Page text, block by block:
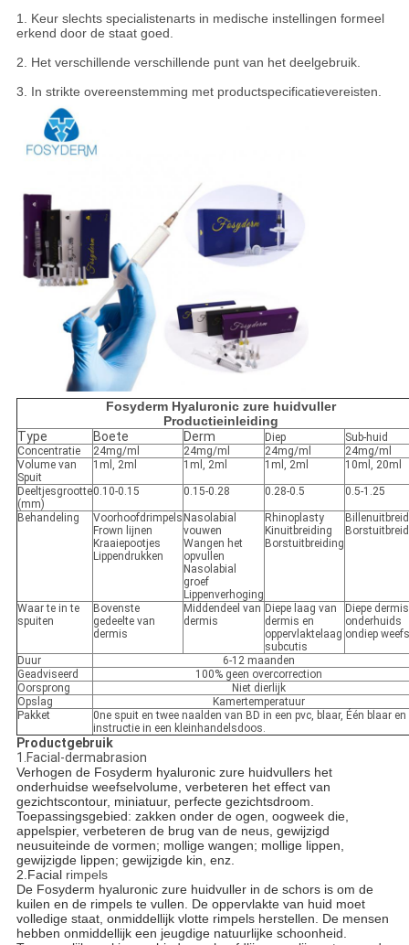
1. Keur slechts specialistenarts in medische instellingen formeel
erkend door de staat goed.
2. Het verschillende verschillende punt van het deelgebruik.
3. In strikte overeenstemming met productspecificatievereisten.
Fosyderm Hyaluronic zure huidvuller
Productieinleiding
Type
Boete Derm Diep
Sub-huid
Concentratie
24mg/ml 24mg/ml 24mg/ml
24mg/ml
Volume van
Spuit
1ml, 2ml 1ml, 2ml 1ml, 2ml 10ml, 20ml
Deeltjesgrootte
(mm)
0.10-0.15 0.15-0.28 0.28-0.5 0.5-1.25
Behandeling
Voorhoofdrimpels
Frown lijnen
Kraaiepootjes
Lippendrukken
Nasolabial
vouwen
Wangen het
opvullen
Nasolabial
groef
Lippenverhoging
Rhinoplasty
Kinuitbreiding
Borstuitbreiding
Waar te in te
spuiten
Bovenste
gedeelte van
dermis
Middendeel van
dermis
Diepe laag van
dermis en
oppervlaktelaag
subcutis
Diepe
onderhuids
ondiep
Duur
6-12 maanden
Geadviseerd
100% geen overcorrection
Oorsprong
Niet dierlijk
Opslag
Kamertemperatuur
Pakket
0ne spuit en twee naalden van BD in een pvc, blaar, Één blaar en
instructie in een kleinhandelsdoos.
Productgebruik
1.Facial-dermabrasion
Verhogen de Fosyderm hyaluronic zure huidvullers het
onderhuidse weefselvolume, verbeteren het effect van
gezichtscontour, miniatuur, perfecte gezichtsdroom.
Toepassingsgebied: zakken onder de ogen, oogweek die,
appelspier, verbeteren de brug van de neus, gewijzigd
neusuiteinde de vormen; mollige wangen; mollige lippen,
gewijzigde lippen; gewijzigde kin, enz.
2.Facialrimpels
De Fosyderm hyaluronic zure huidvuller in de schors is om de
kuilen en de rimpels te vullen. De oppervlakte van huid moet
volledige staat, onmiddellijk vlotte rimpels herstellen. De mensen
hebben onmiddellijk een jeugdige natuurlijke schoonheid.